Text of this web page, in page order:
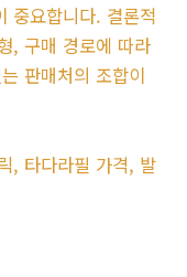
중요합니다. 결론적
, 구매 경로에 따라
판매처의 조합이
, 타다라필 가격, 발